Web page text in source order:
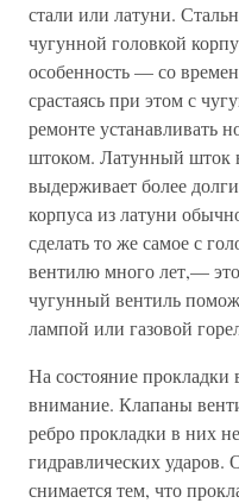
стали или латуни.
чугунной головкой
особенность — со
срастаясь при этом с
ремонте устанавливать
штоком. Латунный шток
выдерживает более
корпуса из латуни
сделать то же самое с
вентилю много лет,—
чугунный вентиль
лампой или газовой
На состояние прокладки
внимание. Клапаны
ребро прокладки в них
гидравлических ударов.
снимается тем, что